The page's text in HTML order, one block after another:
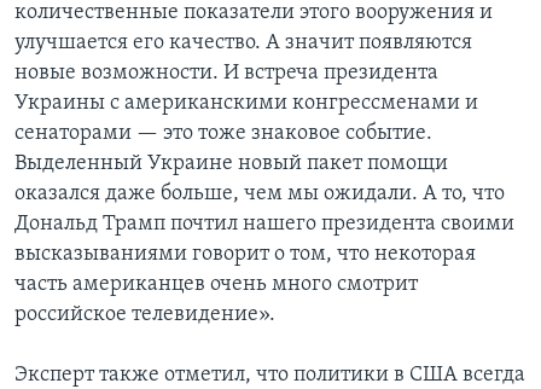
количественные показатели этого вооружения и
улучшается его качество. А значит появляются
новые возможности. И встреча президента
Украины с американскими конгрессменами и
сенаторами — это тоже знаковое событие.
Выделенный Украине новый пакет помощи
оказался даже больше, чем мы ожидали. А то, что
Дональд Трамп почтил нашего президента своими
высказываниями говорит о том, что некоторая
часть американцев очень много смотрит
российское телевидение».
Эксперт также отметил, что политики в США всегда